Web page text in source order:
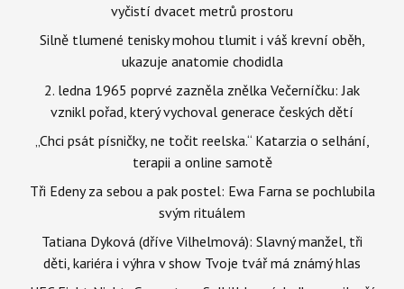
vyčistí dvacet metrů prostoru
Silně tlumené tenisky mohou tlumit i váš krevní oběh,
ukazuje anatomie chodidla
2. ledna 1965 poprvé zazněla znělka Večerníčku: Jak
vznikl pořad, který vychoval generace českých dětí
„Chci psát písničky, ne točit reelska.“ Katarzia o selhání,
terapii a online samotě
Tři Edeny za sebou a pak postel: Ewa Farna se pochlubila
svým rituálem
Tatiana Dyková (dříve Vilhelmová): Slavný manžel, tři
děti, kariéra i výhra v show Tvoje tvář má známý hlas